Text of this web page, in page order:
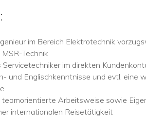
im Bereich Elektrotechnik
Technik
Servicetechniker im direkten
und Englischkenntnisse und evtl. eine
teamorientierte Arbeitsweise sowie
internationalen Reisetätigkeit